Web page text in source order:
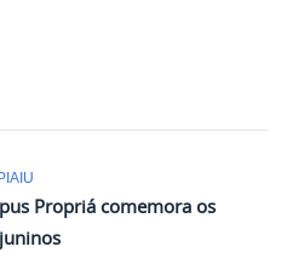
Propriá comemora os